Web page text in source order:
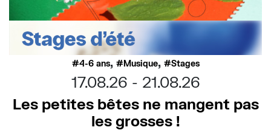
4-6 ans, Musique, Stages
17.08.26
21.08.26
Les petites bêtes ne mangent pas
les grosses !